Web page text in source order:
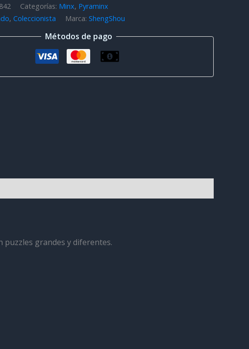
Categorías: Minx, Pyraminx
, Coleccionista Marca: ShengShou
Métodos de pago
puzzles grandes y diferentes.